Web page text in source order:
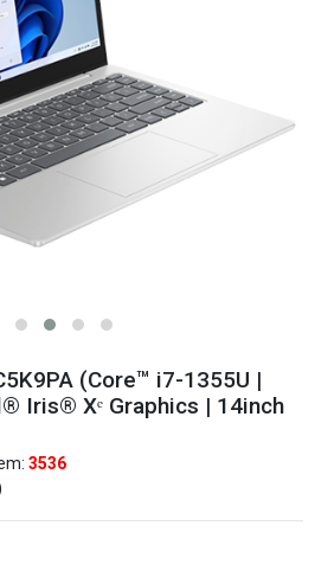
(Core™ i7-1355U |
Iris® Xᵉ Graphics | 14inch
3536